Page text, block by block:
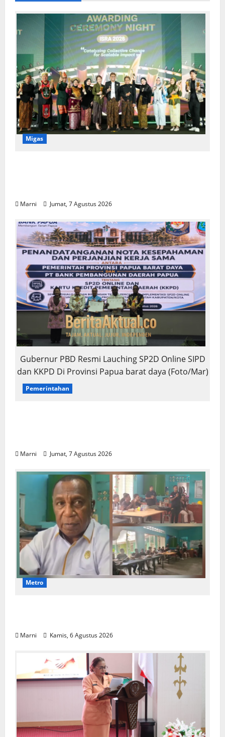
Migas
Marni Jumat, 7 Agustus 2026
Gubernur PBD Resmi Lauching SP2D Online SIPD
dan KKPD Di Provinsi Papua barat daya (Foto/Mar)
Pemerintahan
Marni Jumat, 7 Agustus 2026
Metro
Marni Kamis, 6 Agustus 2026